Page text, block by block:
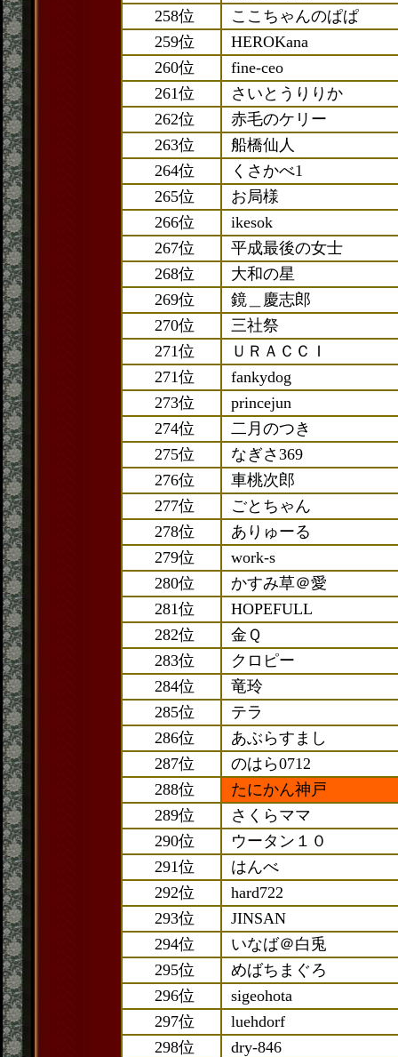
258位
ここちゃんのぱぱ
259位
HEROKana
260位
fine-ceo
261位
さいとうりりか
262位
赤毛のケリー
263位
船橋仙人
264位
くさかべ1
265位
お局様
266位
ikesok
267位
平成最後の女士
268位
大和の星
269位
鏡＿慶志郎
270位
三社祭
271位
ＵＲＡＣＣＩ
271位
fankydog
273位
princejun
274位
二月のつき
275位
なぎさ369
276位
車桃次郎
277位
ごとちゃん
278位
ありゅーる
279位
work-s
280位
かすみ草＠愛
281位
HOPEFULL
282位
金Ｑ
283位
クロピー
284位
竜玲
285位
テラ
286位
あぶらすまし
287位
のはら0712
288位
たにかん神戸
289位
さくらママ
290位
ウータン１０
291位
はんべ
292位
hard722
293位
JINSAN
294位
いなば＠白兎
295位
めばちまぐろ
296位
sigeohota
297位
luehdorf
298位
dry-846